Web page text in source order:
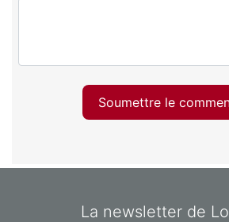
Soumettre le
La newsletter de